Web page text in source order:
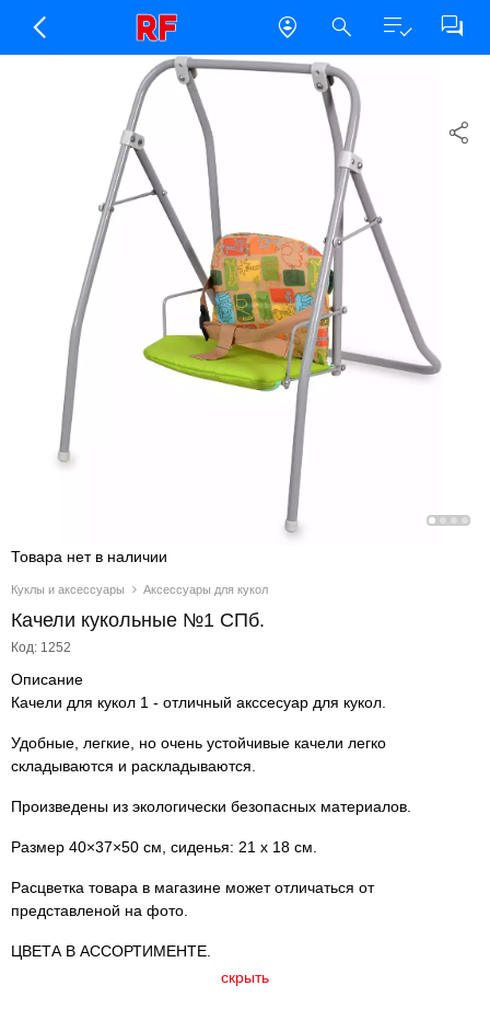
Куклы и аксессуары Аксессуары для кукол
Качели кукольные №1 СПб.
Код: 1252
Товара нет в наличии
Описание
Качели для кукол 1 - отличный акссесуар для кукол.
Удобные, легкие, но очень устойчивые качели легко
складываются и раскладываются.
Произведены из экологически безопасных материалов.
Размер 40×37×50 см, сиденья: 21 х 18 см.
Расцветка товара в магазине может отличаться от
представленой на фото.
ЦВЕТА В АССОРТИМЕНТЕ.
скрыть